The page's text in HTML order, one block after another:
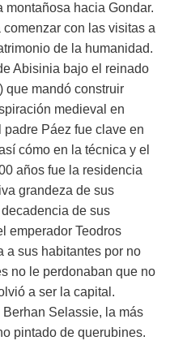
montañosa hacia Gondar.
con las visitas a
de la humanidad.
Abisinia bajo el reinado
que mandó construir
medieval en
Páez fue clave en
cómo en la técnica y el
años fue la residencia
grandeza de sus
de sus
emperador Teodros
a sus habitantes por no
no le perdonaban que no
a ser la capital.
Selassie, la más
pintado de querubines.